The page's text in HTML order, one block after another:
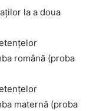
la a doua
română (proba
maternă (proba